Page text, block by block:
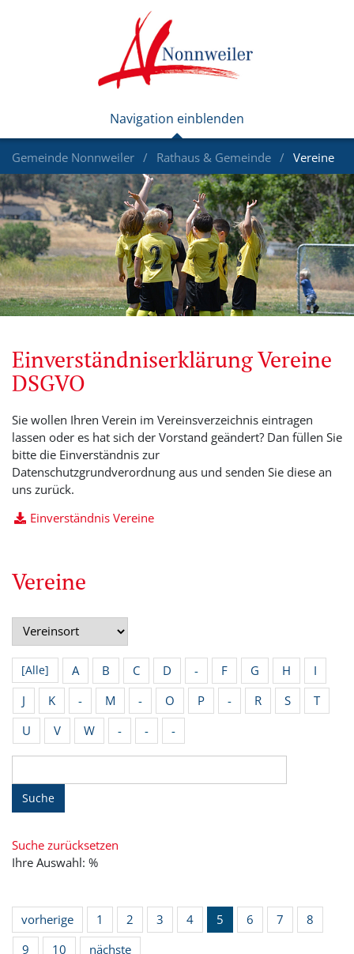
Gemeinde Nonnweiler Rathaus & Gemeinde Vereine
Einverständniserklärung Vereine
DSGVO
Sie wollen Ihren Verein im Vereinsverzeichnis eintragen
lassen oder es hat sich der Vorstand geändert? Dan füllen Sie
bitte die Einverständnis zur
Datenschutzgrundverordnung aus und senden Sie diese an
uns zurück.
Einverständnis Vereine
Vereine
[Alle] A B C D - F G H
I
J
K - M - O P - R S
T
U
V W - - -
Suche
Suche zurücksetzen
Ihre Auswahl: %
vorherige 1 2 3 4 5 6 7
8
9
10 nächste